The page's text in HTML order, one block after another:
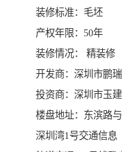
装修标准：毛坯
产权年限：50年
装修情况： 精装修
开发商：深圳市鹏
投资商：深圳市玉
楼盘地址：东滨路
深圳湾1号交通信息